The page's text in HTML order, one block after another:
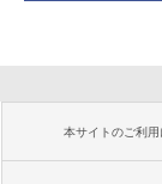
本サイトのご利用